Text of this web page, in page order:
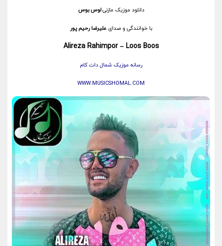
دانلود موزیک مازنیلوس بوس
با خوانندگی و صدای علیرضا رحیم پور
Alireza Rahimpor – Loos Boos
رسانه موزیک شمال دات کام
WWW.MUSICSHOMAL.COM